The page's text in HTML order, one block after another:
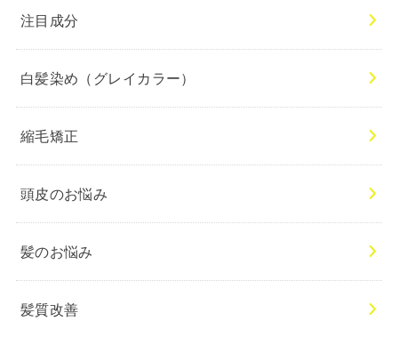
注目成分
白髪染め（グレイカラー）
縮毛矯正
頭皮のお悩み
髪のお悩み
髪質改善